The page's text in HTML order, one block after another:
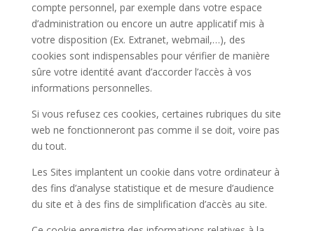
compte personnel, par exemple dans votre espace
d’administration ou encore un autre applicatif mis à
votre disposition (Ex. Extranet, webmail,…), des
cookies sont indispensables pour vérifier de manière
sûre votre identité avant d’accorder l’accès à vos
informations personnelles.
Si vous refusez ces cookies, certaines rubriques du site
web ne fonctionneront pas comme il se doit, voire pas
du tout.
Les Sites implantent un cookie dans votre ordinateur à
des fins d’analyse statistique et de mesure d’audience
du site et à des fins de simplification d’accès au site.